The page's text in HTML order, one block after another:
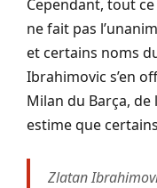
Cependant, tout
ne fait pas
et certains noms
Ibrahimovic s’en
Milan du Barça, de
estime que
Zlatan